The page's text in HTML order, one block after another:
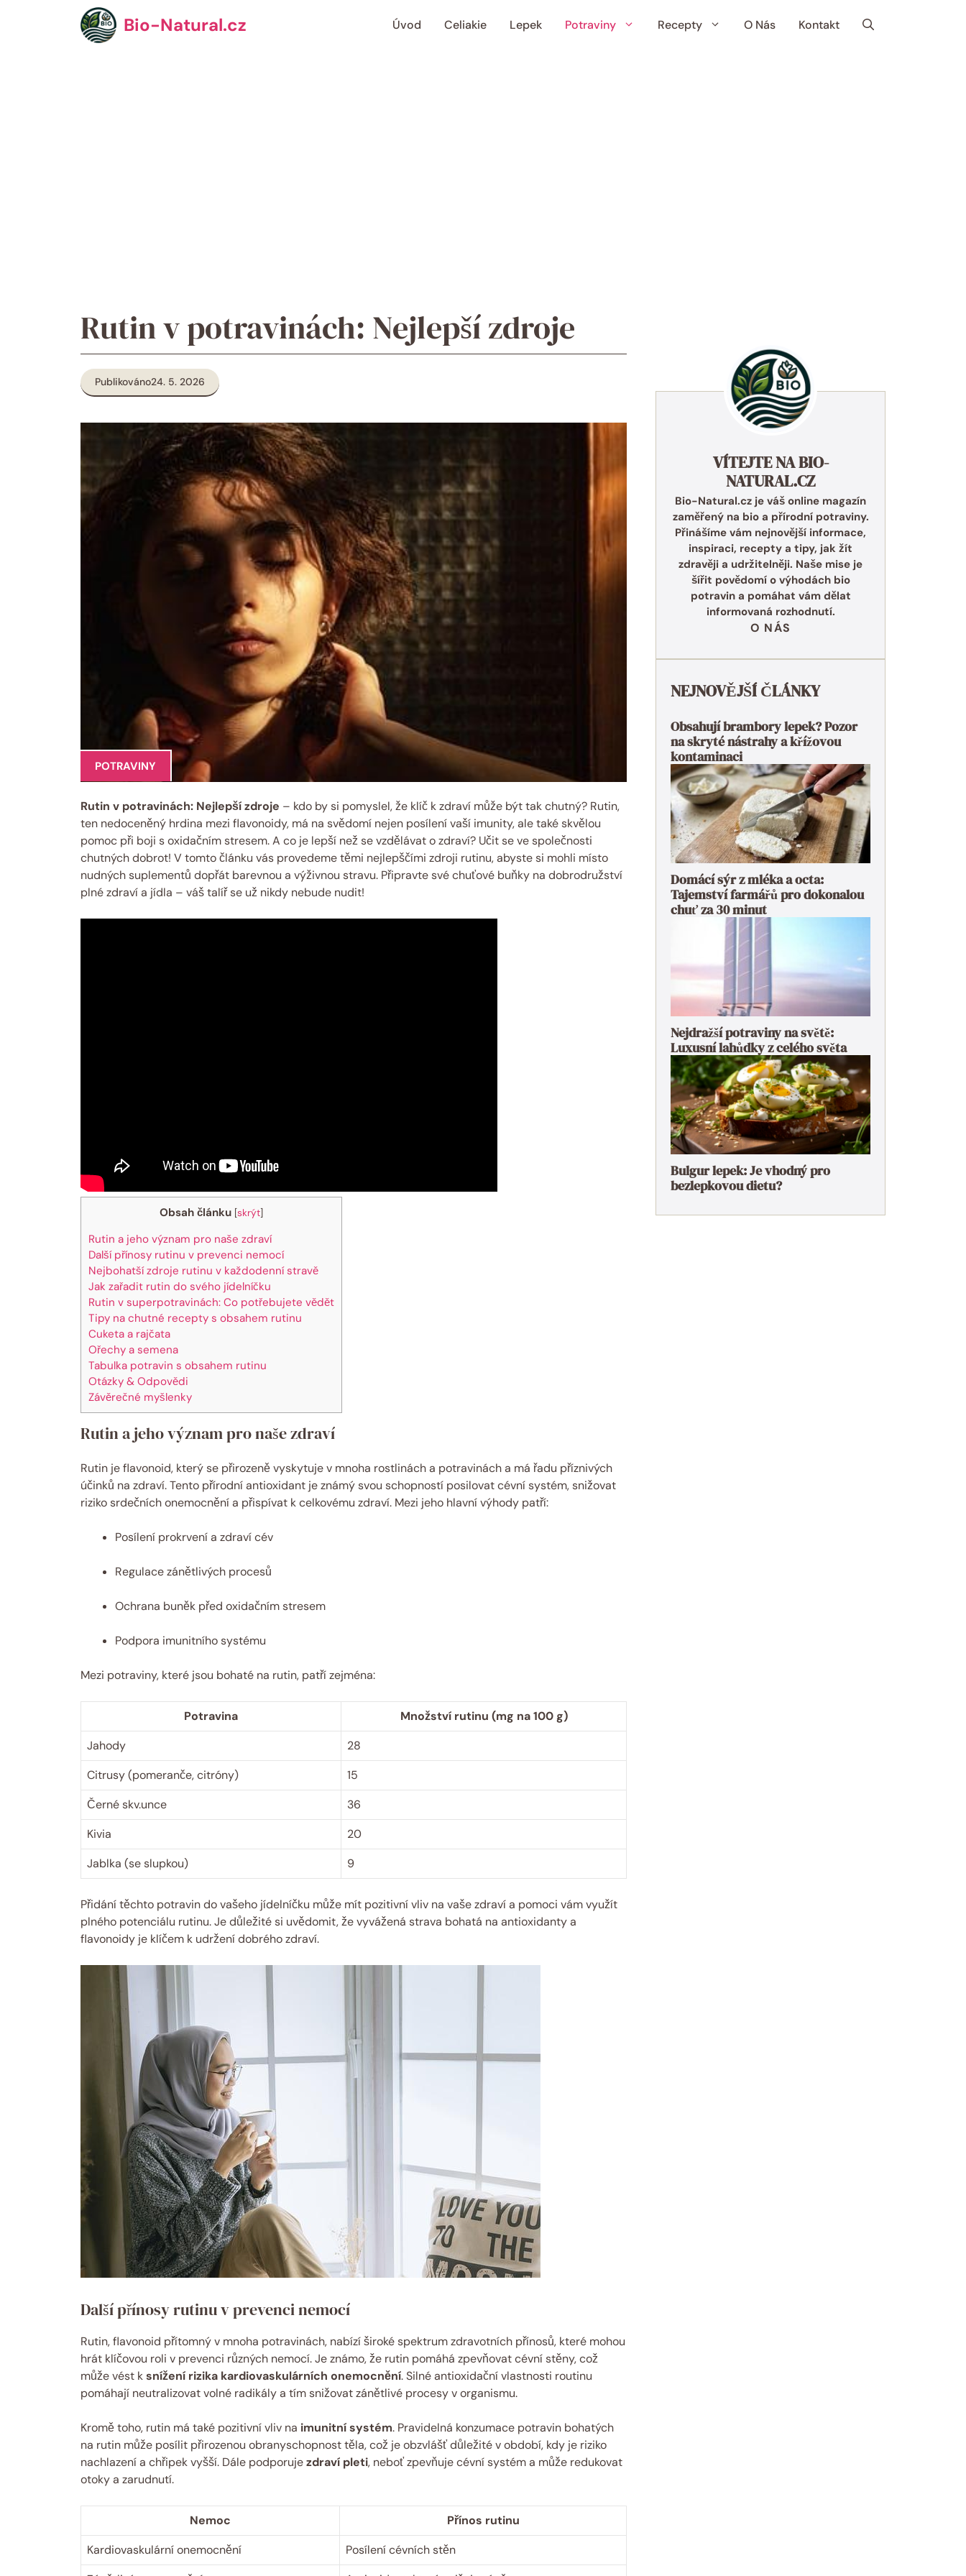
Bio-Natural.cz Úvod Celiakie Lepek Potraviny Recepty O Nás Kontakt
Rutin v potravinách: Nejlepší zdroje
Publikováno24. 5. 2026
POTRAVINY
Rutin v potravinách: Nejlepší zdroje – kdo by si pomyslel, že klíč k zdraví může být tak chutný? Rutin,
ten nedoceněný hrdina mezi flavonoidy, má na svědomí nejen posílení vaší imunity, ale také skvělou
pomoc při boji s oxidačním stresem. A co je lepší než se vzdělávat o zdraví? Učit se ve společnosti
chutných dobrot! V tomto článku vás provedeme těmi nejlepščími zdroji rutinu, abyste si mohli místo
nudných suplementů dopřát barevnou a výživnou stravu. Připravte své chuťové buňky na dobrodružství
plné zdraví a jídla – váš talíř se už nikdy nebude nudit!
Obsah článku [skrýt]
Rutin a jeho význam pro naše zdraví
Další přínosy rutinu v prevenci nemocí
Nejbohatší zdroje rutinu v každodenní stravě
Jak zařadit rutin do svého jídelníčku
Rutin v superpotravinách: Co potřebujete vědět
Tipy na chutné recepty s obsahem rutinu
Cuketa a rajčata
Ořechy a semena
Tabulka potravin s obsahem rutinu
Otázky & Odpovědi
Závěrečné myšlenky
Rutin a jeho význam pro naše zdraví
Rutin je flavonoid, který se přirozeně vyskytuje v mnoha rostlinách a potravinách a má řadu příznivých
účinků na zdraví. Tento přírodní antioxidant je známý svou schopností posilovat cévní systém, snižovat
riziko srdečních onemocnění a přispívat k celkovému zdraví. Mezi jeho hlavní výhody patří:
Posílení prokrvení a zdraví cév
Regulace zánětlivých procesů
Ochrana buněk před oxidačním stresem
Podpora imunitního systému
Mezi potraviny, které jsou bohaté na rutin, patří zejména:
Potravina
Množství rutinu (mg na 100 g)
Jahody
28
Citrusy (pomeranče, citróny)
15
Černé skv.unce
36
Kivia
20
Jablka (se slupkou)
9
Přidání těchto potravin do vašeho jídelníčku může mít pozitivní vliv na vaše zdraví a pomoci vám využít
plného potenciálu rutinu. Je důležité si uvědomit, že vyvážená strava bohatá na antioxidanty a
flavonoidy je klíčem k udržení dobrého zdraví.
Další přínosy rutinu v prevenci nemocí
Rutin, flavonoid přítomný v mnoha potravinách, nabízí široké spektrum zdravotních přínosů, které mohou
hrát klíčovou roli v prevenci různých nemocí. Je známo, že rutin pomáhá zpevňovat cévní stěny, což
může vést ksnížení rizika kardiovaskulárních onemocnění. Silné antioxidační vlastnosti routinu
pomáhají neutralizovat volné radikály a tím snižovat zánětlivé procesy v organismu.
Kromě toho, rutin má také pozitivní vliv na imunitní systém. Pravidelná konzumace potravin bohatých
na rutin může posílit přirozenou obranyschopnost těla, což je obzvlášť důležité v období, kdy je riziko
nachlazení a chřipek vyšší. Dále podporujezdraví pleti, neboť zpevňuje cévní systém a může redukovat
otoky a zarudnutí.
Nemoc
Přínos rutinu
Kardiovaskulární onemocnění
Posílení cévních stěn
VÍTEJTE NA BIO-
NATURAL.CZ
Bio-Natural.cz je váš online magazín
zaměřený na bio a přírodní potraviny.
Přinášíme vám nejnovější informace,
inspiraci, recepty a tipy, jak žít
zdravěji a udržitelněji. Naše mise je
šířit povědomí o výhodách bio
potravin a pomáhat vám dělat
informovaná rozhodnutí.
O NÁS
NEJNOVĚJŠÍ ČLÁNKY
Obsahují brambory lepek? Pozor
na skryté nástrahy a křížovou
kontaminaci
Domácí sýr z mléka a octa:
Tajemství farmářů pro dokonalou
chuť za 30 minut
Nejdražší potraviny na světě:
Luxusní lahůdky z celého světa
Bulgur lepek: Je vhodný pro
bezlepkovou dietu?